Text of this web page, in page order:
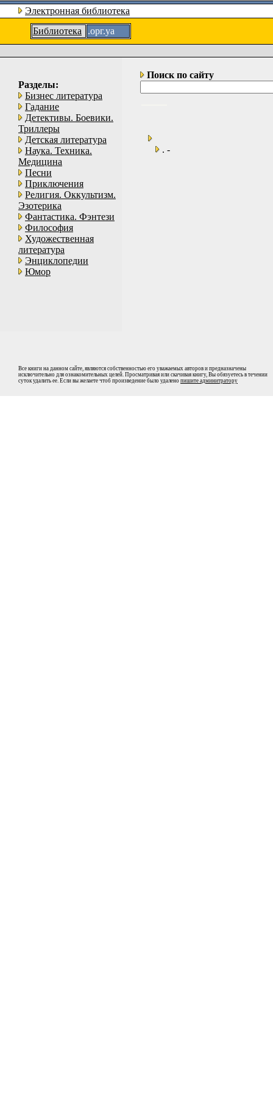
Электронная библиотека
Библиотека
.орг.уа
Разделы:
Бизнес литература
Гадание
Детективы. Боевики.
Триллеры
Детская литература
Наука. Техника.
Медицина
Песни
Приключения
Религия. Оккультизм.
Эзотерика
Фантастика. Фэнтези
Философия
Художественная
литература
Энциклопедии
Юмор
Поиск по сайту
. -
Все книги на данном сайте, являются собственностью его уважаемых авторов и предназначены
исключительно для ознакомительных целей. Просматривая или скачивая книгу, Вы обязуетесь в течении
суток удалить ее. Если вы желаете чтоб произведение было удалено пишите админитратору